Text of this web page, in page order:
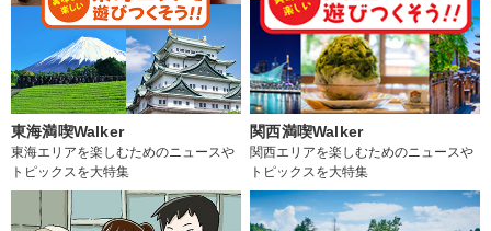
東海満喫Walker
東海エリアを楽しむためのニュースや
トピックスを大特集
関西満喫Walker
関西エリアを楽しむためのニュースや
トピックスを大特集